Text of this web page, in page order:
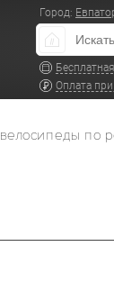
Город:
Оплата
велосипеды по